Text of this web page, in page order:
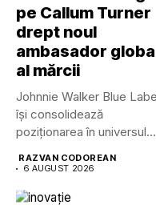
pe Callum Turner
drept noul
ambasador
al mărcii
Johnnie Walker Blue
își consolidează
poziționarea în universul
RAZVAN CODOREAN
6 AUGUST 2026